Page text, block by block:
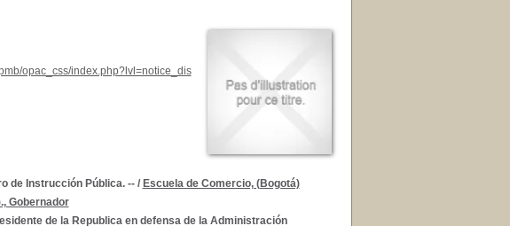
opac_css/index.php?lvl=notice_dis
de Instrucción Pública. --/ Escuela de Comercio, (Bogotá)
Gobernador
de la Republica en defensa de la Administración